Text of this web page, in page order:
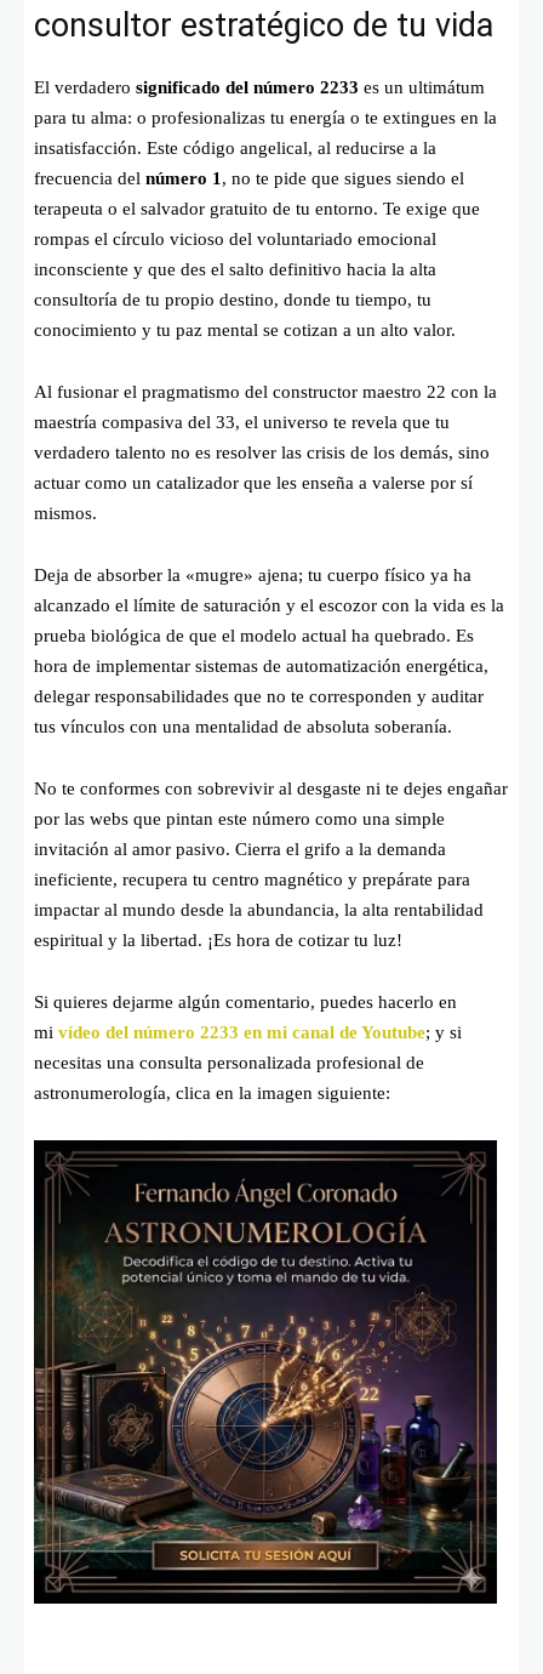
consultor estratégico de tu vida
El verdadero significado del número 2233 es un ultimátum
para tu alma: o profesionalizas tu energía o te extingues en la
insatisfacción. Este código angelical, al reducirse a la
frecuencia del número 1 , no te pide que sigues siendo el
terapeuta o el salvador gratuito de tu entorno. Te exige que
rompas el círculo vicioso del voluntariado emocional
inconsciente y que des el salto definitivo hacia la alta
consultoría de tu propio destino, donde tu tiempo, tu
conocimiento y tu paz mental se cotizan a un alto valor.
Al fusionar el pragmatismo del constructor maestro 22 con la
maestría compasiva del 33, el universo te revela que tu
verdadero talento no es resolver las crisis de los demás, sino
actuar como un catalizador que les enseña a valerse por sí
mismos.
Deja de absorber la «mugre» ajena; tu cuerpo físico ya ha
alcanzado el límite de saturación y el escozor con la vida es la
prueba biológica de que el modelo actual ha quebrado. Es
hora de implementar sistemas de automatización energética,
delegar responsabilidades que no te corresponden y auditar
tus vínculos con una mentalidad de absoluta soberanía.
No te conformes con sobrevivir al desgaste ni te dejes engañar
por las webs que pintan este número como una simple
invitación al amor pasivo. Cierra el grifo a la demanda
ineficiente, recupera tu centro magnético y prepárate para
impactar al mundo desde la abundancia, la alta rentabilidad
espiritual y la libertad. ¡Es hora de cotizar tu luz!
Si quieres dejarme algún comentario, puedes hacerlo en
mi vídeo del número 2233 en mi canal de Youtube; y si
necesitas una consulta personalizada profesional de
astronumerología, clica en la imagen siguiente: